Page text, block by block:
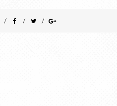
/ / /